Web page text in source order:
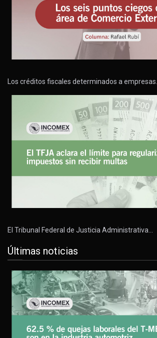
Los créditos fiscales determinados a empresas…
El Tribunal Federal de Justicia Administrativa…
Últimas noticias